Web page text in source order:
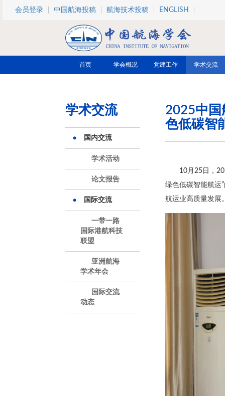
跳转到主要内容
会员登录 中国航海投稿 航海技术投稿 ENGLISH
首页 学会概况 党建工作 学术交流
学术交流
国内交流
学术活动
论文报告
国际交流
一带一路
国际港航科技
联盟
亚洲航海
学术年会
国际交流
动态
2025中国
色低碳智
10月25日，
绿色低碳智能航运
航运业高质量发展